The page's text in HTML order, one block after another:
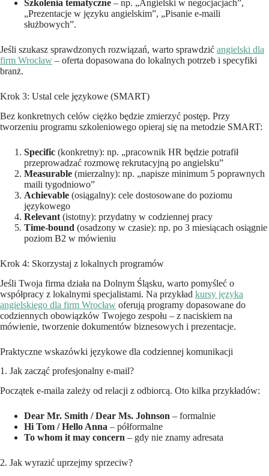
Szkolenia tematyczne – np. „Angielski w negocjacjach”,
„Prezentacje w języku angielskim”, „Pisanie e-maili
służbowych”.
Jeśli szukasz sprawdzonych rozwiązań, warto sprawdzić angielski dla
firm Wrocław – oferta dopasowana do lokalnych potrzeb i specyfiki
branż.
Krok 3: Ustal cele językowe (SMART)
Bez konkretnych celów ciężko będzie zmierzyć postęp. Przy
tworzeniu programu szkoleniowego opieraj się na metodzie SMART:
Specific (konkretny): np. „pracownik HR będzie potrafił
przeprowadzać rozmowę rekrutacyjną po angielsku”
Measurable (mierzalny): np. „napisze minimum 5 poprawnych
maili tygodniowo”
Achievable (osiągalny): cele dostosowane do poziomu
językowego
Relevant (istotny): przydatny w codziennej pracy
Time-bound (osadzony w czasie): np. po 3 miesiącach osiągnie
poziom B2 w mówieniu
Krok 4: Skorzystaj z lokalnych programów
Jeśli Twoja firma działa na Dolnym Śląsku, warto pomyśleć o
współpracy z lokalnymi specjalistami. Na przykład kursy języka
angielskiego dla firm Wrocław oferują programy dopasowane do
codziennych obowiązków Twojego zespołu – z naciskiem na
mówienie, tworzenie dokumentów biznesowych i prezentacje.
Praktyczne wskazówki językowe dla codziennej komunikacji
1. Jak zacząć profesjonalny e-mail?
Początek e-maila zależy od relacji z odbiorcą. Oto kilka przykładów:
Dear Mr. Smith / Dear Ms. Johnson – formalnie
Hi Tom / Hello Anna – półformalne
To whom it may concern – gdy nie znamy adresata
2. Jak wyrazić uprzejmy sprzeciw?